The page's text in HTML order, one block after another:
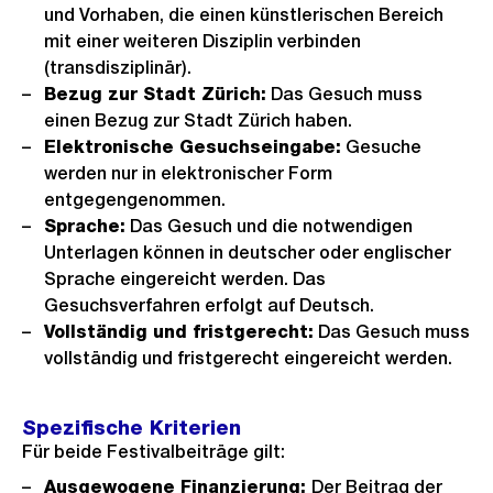
und Vorhaben, die einen künstlerischen Bereich
mit einer weiteren Disziplin verbinden
(transdisziplinär).
Bezug zur Stadt Zürich: Das Gesuch muss
einen Bezug zur Stadt Zürich haben.
Elektronische Gesuchseingabe: Gesuche
werden nur in elektronischer Form
entgegengenommen.
Sprache: Das Gesuch und die notwendigen
Unterlagen können in deutscher oder englischer
Sprache eingereicht werden. Das
Gesuchsverfahren erfolgt auf Deutsch.
Vollständig und fristgerecht: Das Gesuch muss
vollständig und fristgerecht eingereicht werden.
Spezifische Kriterien
Für beide Festivalbeiträge gilt:
Ausgewogene Finanzierung: Der Beitrag der